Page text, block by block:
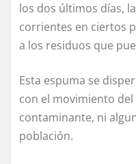
los dos últimos días,
corrientes en ciertos
a los residuos que
Esta espuma se
con el movimiento
contaminante, ni
población.